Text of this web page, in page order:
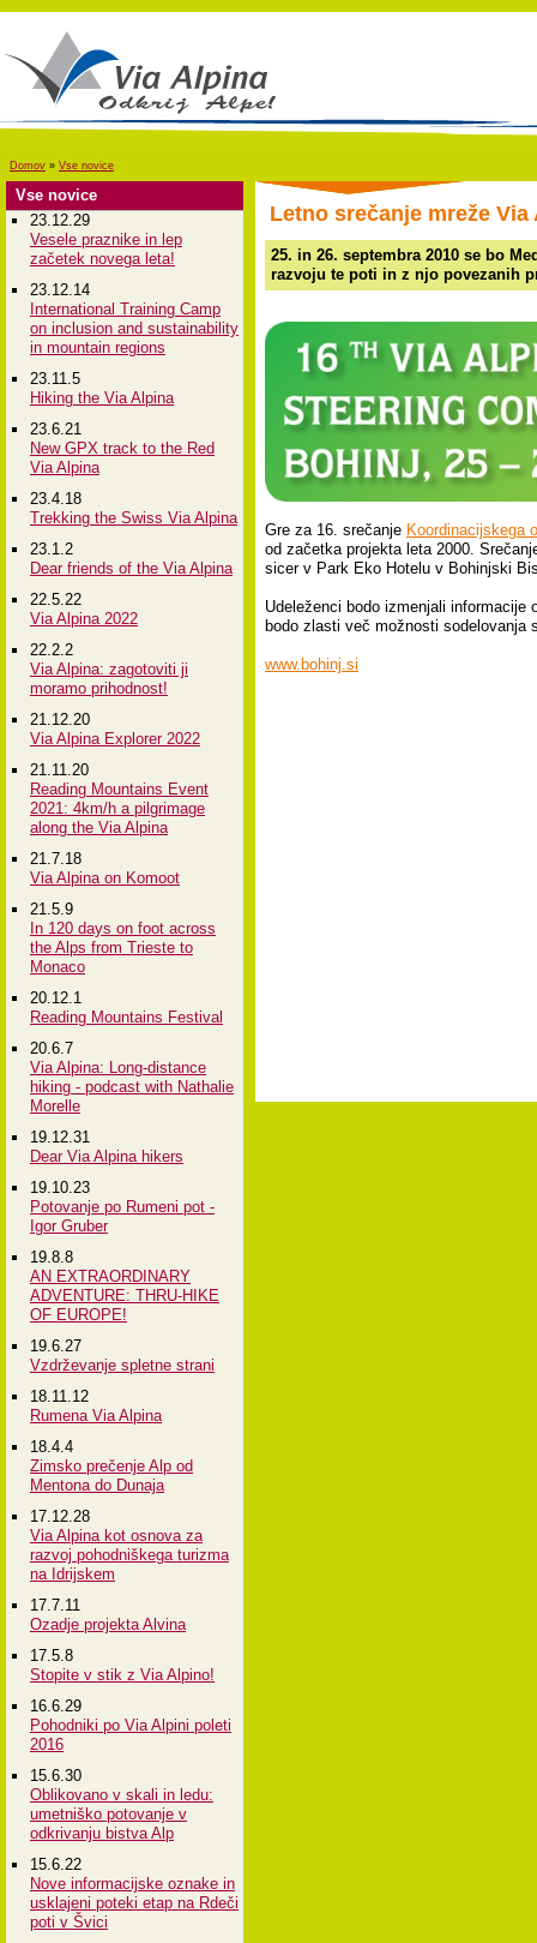
Domov » Vse novice
Vse novice
23.12.29
Vesele praznike in lep
začetek novega leta!
23.12.14
International Training Camp
on inclusion and sustainability
in mountain regions
23.11.5
Hiking the Via Alpina
23.6.21
New GPX track to the Red
Via Alpina
23.4.18
Trekking the Swiss Via Alpina
23.1.2
Dear friends of the Via Alpina
22.5.22
Via Alpina 2022
22.2.2
Via Alpina: zagotoviti ji
moramo prihodnost!
21.12.20
Via Alpina Explorer 2022
21.11.20
Reading Mountains Event
2021: 4km/h a pilgrimage
along the Via Alpina
21.7.18
Via Alpina on Komoot
21.5.9
In 120 days on foot across
the Alps from Trieste to
Monaco
20.12.1
Reading Mountains Festival
20.6.7
Via Alpina: Long-distance
hiking - podcast with Nathalie
Morelle
19.12.31
Dear Via Alpina hikers
19.10.23
Potovanje po Rumeni pot -
Igor Gruber
19.8.8
AN EXTRAORDINARY
ADVENTURE: THRU-HIKE
OF EUROPE!
19.6.27
Vzdrževanje spletne strani
18.11.12
Rumena Via Alpina
18.4.4
Zimsko prečenje Alp od
Mentona do Dunaja
17.12.28
Via Alpina kot osnova za
razvoj pohodniškega turizma
na Idrijskem
17.7.11
Ozadje projekta Alvina
17.5.8
Stopite v stik z Via Alpino!
16.6.29
Pohodniki po Via Alpini poleti
2016
15.6.30
Oblikovano v skali in ledu:
umetniško potovanje v
odkrivanju bistva Alp
15.6.22
Nove informacijske oznake in
usklajeni poteki etap na Rdeči
poti v Švici
Letno srečanje mreže
25. in 26. septembra 2010 se bo
razvoju te poti in z njo povezanih
Gre za 16. srečanje Koordinacijskega
od začetka projekta leta 2000.
sicer v Park Eko Hotelu v Bohinjski
Udeleženci bodo izmenjali
bodo zlasti več možnosti sodelovanja
www.bohinj.si